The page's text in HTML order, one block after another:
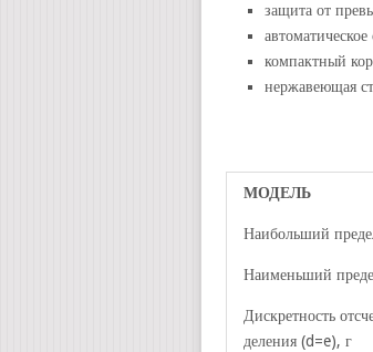
защита от
компактный
нержавеющая
МОДЕЛЬ
Наибольший
Наименьший
Дискретность
деления (d=e), г